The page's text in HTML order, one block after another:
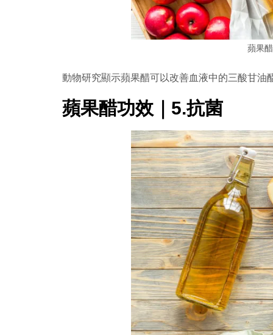
蘋果
動物研究顯示蘋果醋可以改善血液中的三酸甘油
蘋果醋功效｜5.抗菌